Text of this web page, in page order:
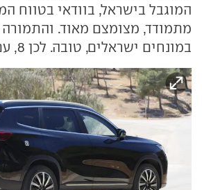
המוגבל בישראל, בוודאי בטווח
מתמודד, מצומצם מאוד.
במונחים ישראלים, טובה. לכן 8, עם כוכבית.